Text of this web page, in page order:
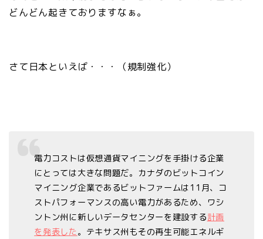
どんどん起きておりますなぁ。
さて日本といえば・・・（規制強化）
電力コストは仮想通貨マイニングを手掛ける企業
にとっては大きな問題だ。カナダのビットコイン
マイニング企業であるビットファームは11月、コ
ストパフォーマンスの高い電力があるため、ワシ
ントン州に新しいデータセンターを建設する計画
を発表した。テキサス州もその再生可能エネルギ